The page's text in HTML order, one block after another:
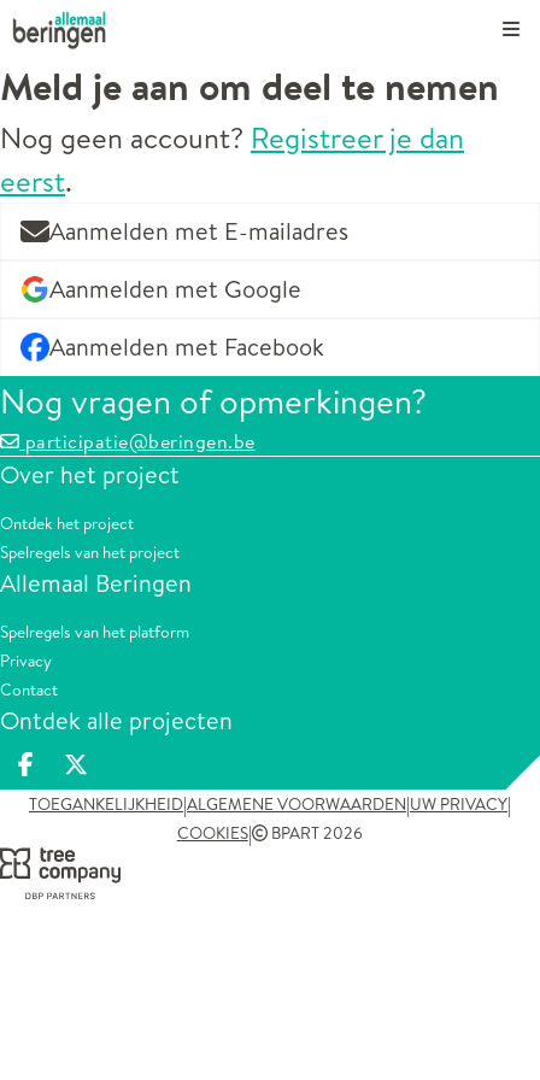
Meld je aan om deel te nemen
Nog geen account? Registreer je dan
eerst.
Aanmelden met E-mailadres
Aanmelden met Google
Aanmelden met Facebook
Nog vragen of opmerkingen?
participatie@beringen.be
Over het project
Ontdek het project
Spelregels van het project
Allemaal Beringen
Spelregels van het platform
Privacy
Contact
Ontdek alle projecten
Deel op facebook
Deel op X
TOEGANKELIJKHEID|ALGEMENE VOORWAARDEN|UW PRIVACY|
COOKIES| BPART 2026